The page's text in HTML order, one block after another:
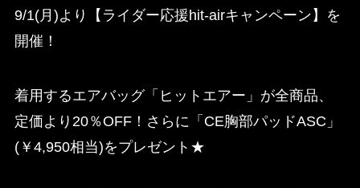
9/1(月)より【ライダー応援hit-airキャンペーン】を
開催！
着用するエアバッグ「ヒットエアー」が全商品、
定価より20％OFF！さらに「CE胸部パッドASC」
(￥4,950相当)をプレゼント★